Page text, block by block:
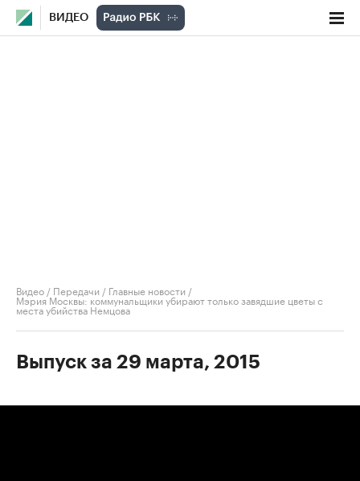
ВИДЕО
Видео / Передачи / Главные новости /
Мэрия Москвы: коммунальщики убирают только завядшие цветы с
места убийства Немцова
Выпуск за 29 марта, 2015